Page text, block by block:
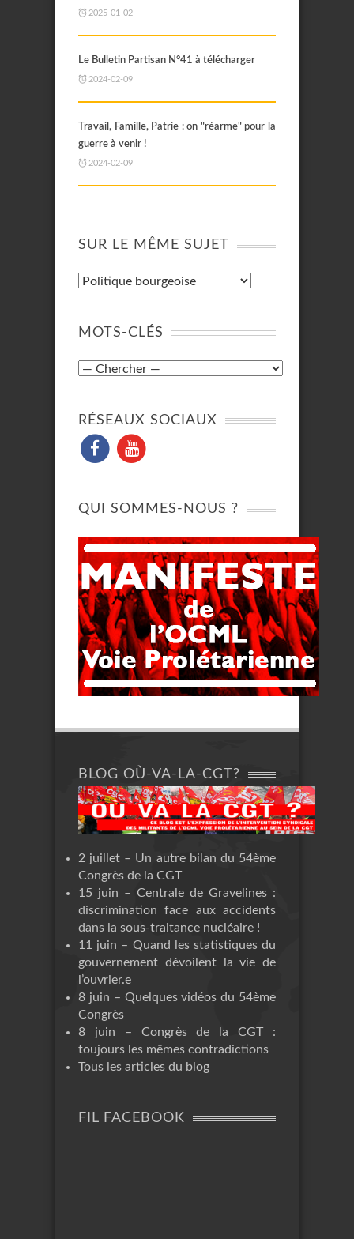
2025-01-02
Le Bulletin Partisan N°41 à télécharger
2024-02-09
Travail, Famille, Patrie : on "réarme" pour la
guerre à venir !
2024-02-09
SUR LE MÊME SUJET
MOTS-CLÉS
RÉSEAUX SOCIAUX
QUI SOMMES-NOUS ?
BLOG OÙ-VA-LA-CGT?
2 juillet – Un autre bilan du 54ème
Congrès de la CGT
15 juin – Centrale de Gravelines :
discrimination face aux accidents
dans la sous-traitance nucléaire !
11 juin – Quand les statistiques du
gouvernement dévoilent la vie de
l’ouvrier.e
8 juin – Quelques vidéos du 54ème
Congrès
8 juin – Congrès de la CGT :
toujours les mêmes contradictions
Tous les articles du blog
FIL FACEBOOK